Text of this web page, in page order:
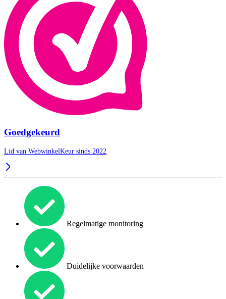
Goedgekeurd
Lid van WebwinkelKeur sinds 2022
Regelmatige monitoring
Duidelijke voorwaarden